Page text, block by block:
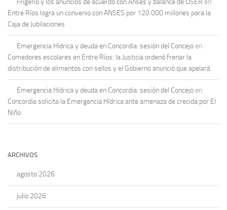
Frigerio y los anuncios de acuerdo con Anses y balance de OSER en
Entre Ríos logra un convenio con ANSES por 120.000 millones para la
Caja de Jubilaciones
Emergencia Hídrica y deuda en Concordia: sesión del Concejo en
Comedores escolares en Entre Ríos: la Justicia ordenó frenar la
distribución de alimentos con sellos y el Gobierno anunció que apelará
Emergencia Hídrica y deuda en Concordia: sesión del Concejo en
Concordia solicita la Emergencia Hídrica ante amenaza de crecida por El
Niño
ARCHIVOS
agosto 2026
julio 2026